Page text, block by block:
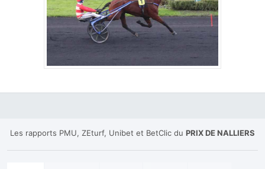
Les rapports PMU, ZEturf, Unibet et BetClic du PRIX DE NALLIERS